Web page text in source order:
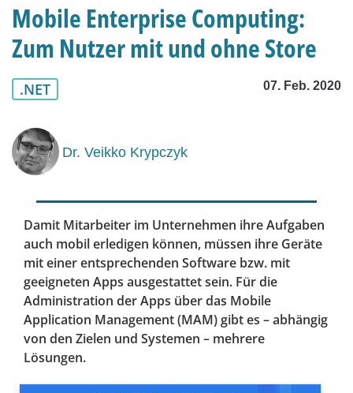
Mobile Enterprise Computing:
Zum Nutzer mit und ohne Store
.NET 07. Feb. 2020
Dr. Veikko Krypczyk
Damit Mitarbeiter im Unternehmen ihre Aufgaben
auch mobil erledigen können, müssen ihre Geräte
mit einer entsprechenden Software bzw. mit
geeigneten Apps ausgestattet sein. Für die
Administration der Apps über das Mobile
Application Management (MAM) gibt es – abhängig
von den Zielen und Systemen – mehrere
Lösungen.